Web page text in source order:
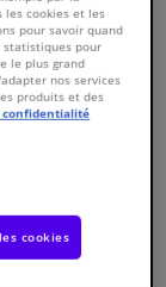
les cookies et les
pour savoir quand
statistiques pour
le plus grand
nos services
produits et des
confidentialité
cookies